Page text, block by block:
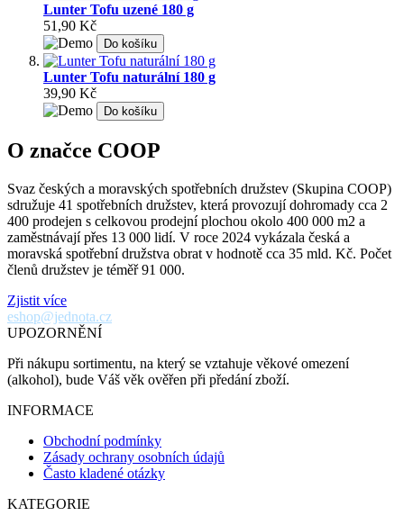
Lunter Tofu uzené 180 g
51,90 Kč
Do košíku
Lunter Tofu naturální 180 g
39,90 Kč
Do košíku
O značce COOP
Svaz českých a moravských spotřebních družstev (Skupina COOP)
sdružuje 41 spotřebních družstev, která provozují dohromady cca 2
400 prodejen s celkovou prodejní plochou okolo 400 000 m2 a
zaměstnávají přes 13 000 lidí. V roce 2024 vykázala česká a
moravská spotřební družstva obrat v hodnotě cca 35 mld. Kč. Počet
členů družstev je téměř 91 000.
Zjistit více
eshop@jednota.cz
UPOZORNĚNÍ
Při nákupu sortimentu, na který se vztahuje věkové omezení
(alkohol), bude Váš věk ověřen při předání zboží.
INFORMACE
Obchodní podmínky
Zásady ochrany osobních údajů
Často kladené otázky
KATEGORIE